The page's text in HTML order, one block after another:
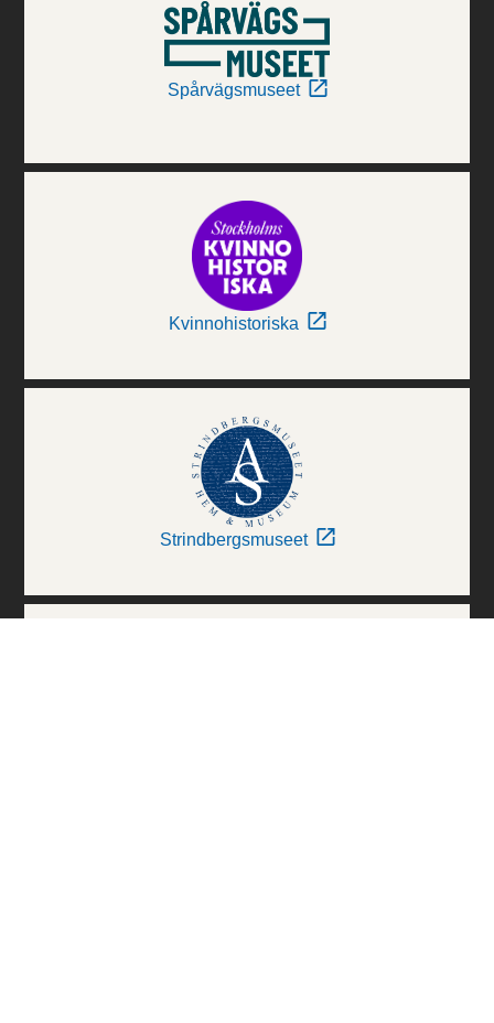
Spårvägsmuseet
Kvinnohistoriska
Strindbergsmuseet